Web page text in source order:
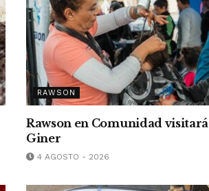
RAWSON
Rawson en Comunidad
Giner
4 AGOSTO - 2026